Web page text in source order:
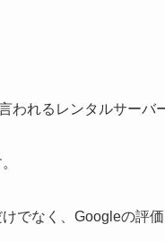
われるレンタルサーバ
でなく、Googleの評